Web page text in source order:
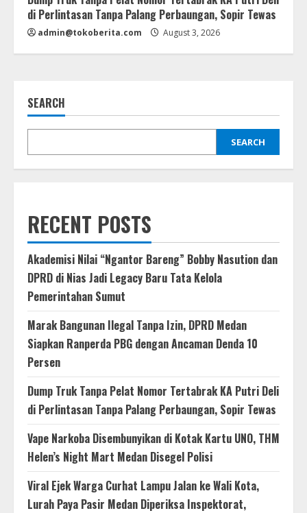
di Perlintasan Tanpa Palang Perbaungan, Sopir Tewas
admin@tokoberita.com August 3, 2026
SEARCH
SEARCH
RECENT POSTS
Akademisi Nilai “Ngantor Bareng” Bobby Nasution dan
DPRD di Nias Jadi Legacy Baru Tata Kelola
Pemerintahan Sumut
Marak Bangunan Ilegal Tanpa Izin, DPRD Medan
Siapkan Ranperda PBG dengan Ancaman Denda 10
Persen
Dump Truk Tanpa Pelat Nomor Tertabrak KA Putri Deli
di Perlintasan Tanpa Palang Perbaungan, Sopir Tewas
Vape Narkoba Disembunyikan di Kotak Kartu UNO, THM
Helen’s Night Mart Medan Disegel Polisi
Viral Ejek Warga Curhat Lampu Jalan ke Wali Kota,
Lurah Paya Pasir Medan Diperiksa Inspektorat,